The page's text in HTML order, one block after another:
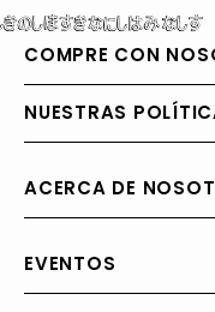
COMPRE CON
NUESTRAS
ACERCA DE
EVENTOS